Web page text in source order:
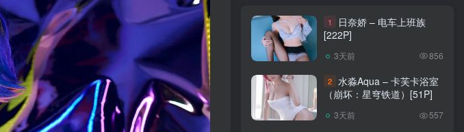
1
日奈娇 – 电车上班族
[222P]
3天前 856
2 水淼Aqua – 卡芙卡浴室
（崩坏：星穹铁道）[51P]
3天前 557